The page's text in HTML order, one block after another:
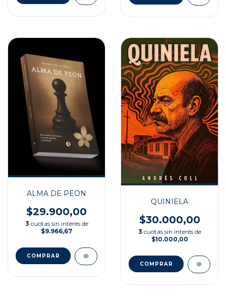
ALMA DE PEON
$29.900,00
3 cuotas sin interés de
$9.966,67
QUINIELA
$30.000,00
3 cuotas sin interés de
$10.000,00